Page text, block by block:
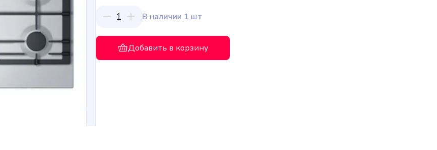
1 В наличии 1 шт
Добавить в корзину